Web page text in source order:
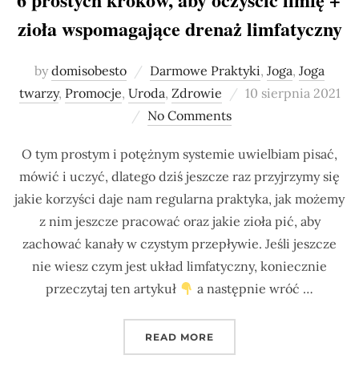
zioła wspomagające drenaż limfatyczny
bydomisobesto Darmowe Praktyki, Joga, Joga
twarzy, Promocje, Uroda, Zdrowie
Posted
10 sierpnia 2021
No Comments
O tym prostym i potężnym systemie uwielbiam pisać,
mówić i uczyć, dlatego dziś jeszcze raz przyjrzymy się
jakie korzyści daje nam regularna praktyka, jak możemy
z nim jeszcze pracować oraz jakie zioła pić, aby
zachować kanały w czystym przepływie. Jeśli jeszcze
nie wiesz czym jest układ limfatyczny, koniecznie
przeczytaj ten artykuł
a następnie wróć …
READ MORE